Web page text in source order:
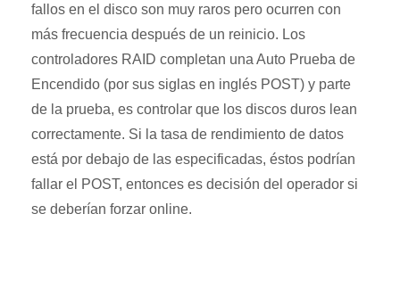
fallos en el disco son muy raros pero ocurren con
más frecuencia después de un reinicio. Los
controladores RAID completan una Auto Prueba de
Encendido (por sus siglas en inglés POST) y parte
de la prueba, es controlar que los discos duros lean
correctamente. Si la tasa de rendimiento de datos
está por debajo de las especificadas, éstos podrían
fallar el POST, entonces es decisión del operador si
se deberían forzar online.